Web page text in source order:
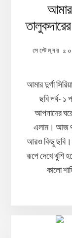
আমার
সেপ্টেম্বর
আমার দুর্গা
ছবি পর্ব- ১
আপনাদের
এলাম। আজ
আরও কিছু ছবি।
রূপে দেখে খুশি
কালো